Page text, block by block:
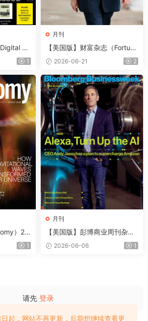
Ca
月
1
月刊
【美国版】财富杂志（Fortun
e）2026年6-7月
2026-06-21 2
）20
1
月刊
【美国版】彭博商业周刊杂志
（Bloomberg Businesswee
k）2026年6月
2026-06-06 1
请先 登录
起，网站不再更新，后期想继续查看更